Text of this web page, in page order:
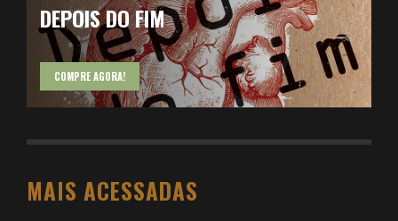
DEPOIS DO FIM
COMPRE AGORA!
MAIS ACESSADAS